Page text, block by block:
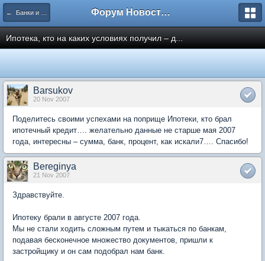
← Банки и страховые фирмы Форум Новостройки
Ипотека, кто на каких условиях получил – д...
Barsukov
20 Nov 2007
Поделитесь своими успехами на поприще Ипотеки, кто брал
ипотечный кредит…. желательно данные не старше мая 2007
года, интересны – сумма, банк, процент, как искали7…. Спасибо!
Bereginya
21 Nov 2007
Здравствуйте.
Ипотеку брали в августе 2007 года.
Мы не стали ходить сложным путем и тыкаться по банкам,
подавая бесконечное множество документов, пришли к
застройщику и он сам подобрал нам банк.